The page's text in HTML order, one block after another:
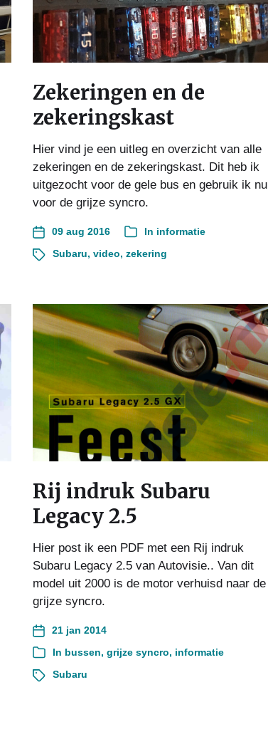
Zekeringen en de
zekeringskast
Hier vind je een uitleg en overzicht van alle
zekeringen en de zekeringskast. Dit heb ik
uitgezocht voor de gele bus en gebruik ik nu
voor de grijze syncro.
09 aug 2016 In informatie
Subaru,video,zekering
Rij indruk Subaru
Legacy 2.5
Hier post ik een PDF met een Rij indruk
Subaru Legacy 2.5 van Autovisie.. Van dit
model uit 2000 is de motor verhuisd naar de
grijze syncro.
21 jan 2014
In bussen,grijze syncro, informatie
Subaru